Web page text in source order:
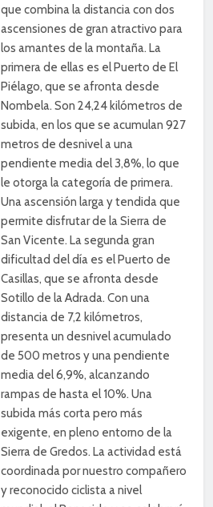
que combina la distancia con dos
ascensiones de gran atractivo para
los amantes de la montaña. La
primera de ellas es el Puerto de El
Piélago, que se afronta desde
Nombela. Son 24,24 kilómetros de
subida, en los que se acumulan 927
metros de desnivel a una
pendiente media del 3,8%, lo que
le otorga la categoría de primera.
Una ascensión larga y tendida que
permite disfrutar de la Sierra de
San Vicente. La segunda gran
dificultad del día es el Puerto de
Casillas, que se afronta desde
Sotillo de la Adrada. Con una
distancia de 7,2 kilómetros,
presenta un desnivel acumulado
de 500 metros y una pendiente
media del 6,9%, alcanzando
rampas de hasta el 10%. Una
subida más corta pero más
exigente, en pleno entorno de la
Sierra de Gredos. La actividad está
coordinada por nuestro compañero
y reconocido ciclista a nivel